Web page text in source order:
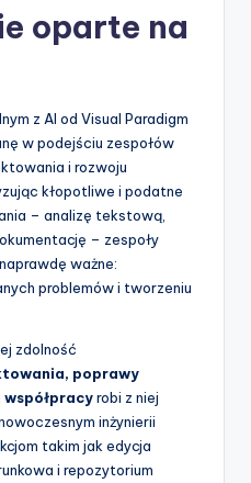
oparte na
z AI od Visual Paradigm
w podejściu zespołów
i rozwoju
kłopotliwe i podatne
– analizę tekstową,
– zespoły
ważne:
problemów i tworzeniu
zdolność
poprawy
współpracyrobi z niej
inżynierii
takim jak edycja
i repozytorium